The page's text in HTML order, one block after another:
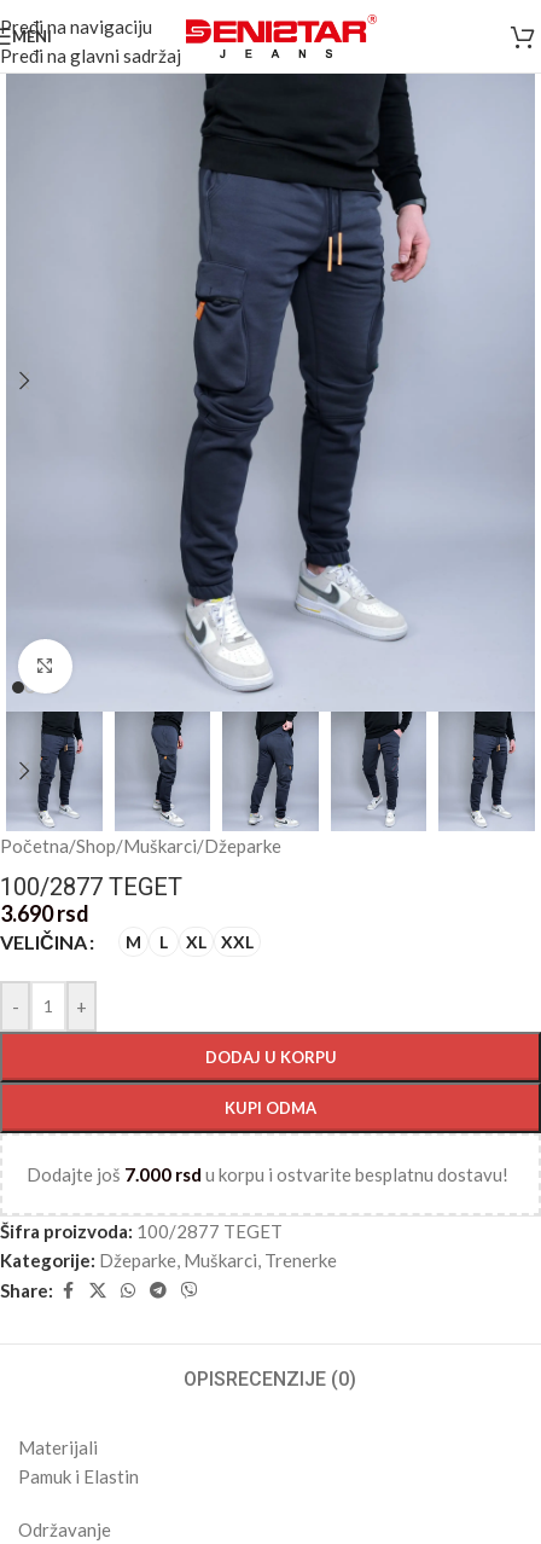
Pređi na navigaciju
Pređi na glavni sadržaj
MENI
Kliknite za uvećanje
Početna/Shop/Muškarci/Džeparke
100/2877 TEGET
3.690rsd
VELIČINA M L XL XXL
- +
DODAJ U KORPU
KUPI ODMA
Dodajte još 7.000 rsd u korpu i ostvarite besplatnu dostavu!
Šifra proizvoda: 100/2877 TEGET
Kategorije: Džeparke, Muškarci, Trenerke
Share:
OPISRECENZIJE (0)
Materijali
Pamuk i Elastin
Održavanje